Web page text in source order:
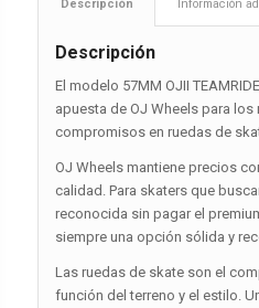
Descripción Información
Descripción
El modelo 57MM OJII
apuesta de OJ Wheels para los
compromisos en ruedas de
OJ Wheels mantiene precios
calidad. Para skaters que
reconocida sin pagar el
siempre una opción sólida y
Las ruedas de skate son el
función del terreno y el estilo.